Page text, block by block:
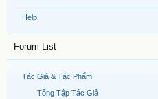
Help
Forum List
Tác Giả & Tác Phẩm
Tổng Tập Tác Giả